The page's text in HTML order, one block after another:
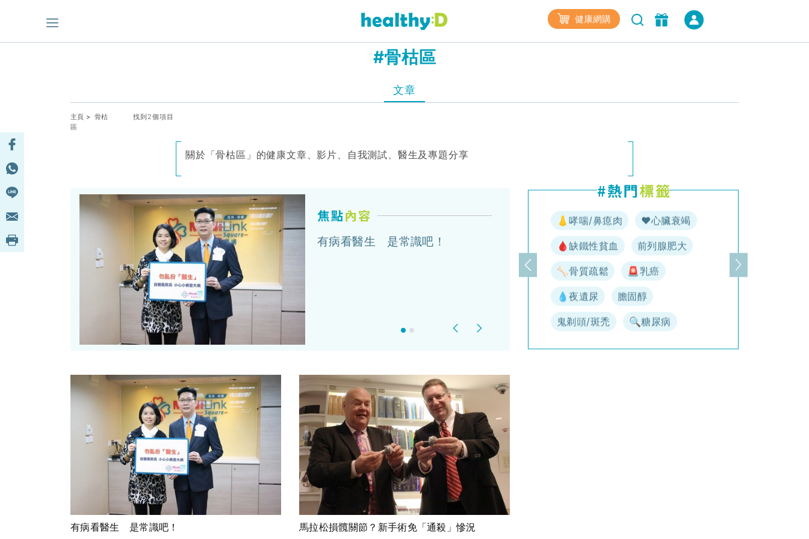
健康網購
#骨枯區
文章
主頁 > 骨枯
區
找到2個項目
關於「骨枯區」的健康文章、影片、自我測試、醫生及專題分享
有病看醫生 是常識吧！
Previous
上一頁
👃哮喘/鼻瘜肉 ♥️心臟衰竭
🩸缺鐵性貧血 前列腺肥大
🦴骨質疏鬆 🚨乳癌
💧夜遺尿 膽固醇
鬼剃頭/斑禿 🔍糖尿病
下一頁
有病看醫生 是常識吧！ 馬拉松損髖關節？新手術免「通殺」慘況